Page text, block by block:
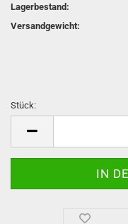
Lagerbestand:
Versandgewicht:
Stück: